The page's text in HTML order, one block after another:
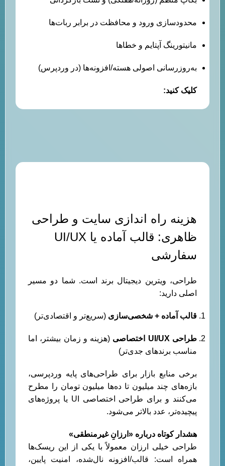
محدودسازی ورود و محافظت در برابر ربات‌ها
مانیتورینگ آپتایم و خطاها
به‌روزرسانی اصولی هسته/افزونه‌ها (در وردپرس)
کلیک کنید:
هزینه راه اندازی سایت و طراحی
ظاهری: قالب آماده یا UI/UX
سفارشی
طراحی، ویترین دیجیتال برند است. شما دو مسیر
اصلی دارید:
قالب آماده + شخصی‌سازی (سریع‌تر و اقتصادی‌تر)
طراحی UI/UX اختصاصی
(هزینه و زمان بیشتر، اما
مناسب برندهای جدی‌تر)
برخی منابع بازار برای طراحی‌های پایه وردپرسی،
بازه‌های چند میلیون تا ده‌ها میلیون تومان را مطرح
می‌کنند و برای طراحی اختصاصی UI یا پروژه‌های
پیچیده‌تر، عدد بالاتر می‌شود.
هشدار کوتاه درباره «ارزانِ غیرمنطقی»
طراحی خیلی ارزان معمولاً با یکی از این ریسک‌ها
همراه است: قالب/افزونه نال‌شده، امنیت پایین،